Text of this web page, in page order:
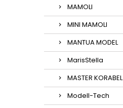
MAMOLI
MINI MAMOLI
MANTUA MODEL
MarisStella
MASTER KORABEL
Modell-Tech